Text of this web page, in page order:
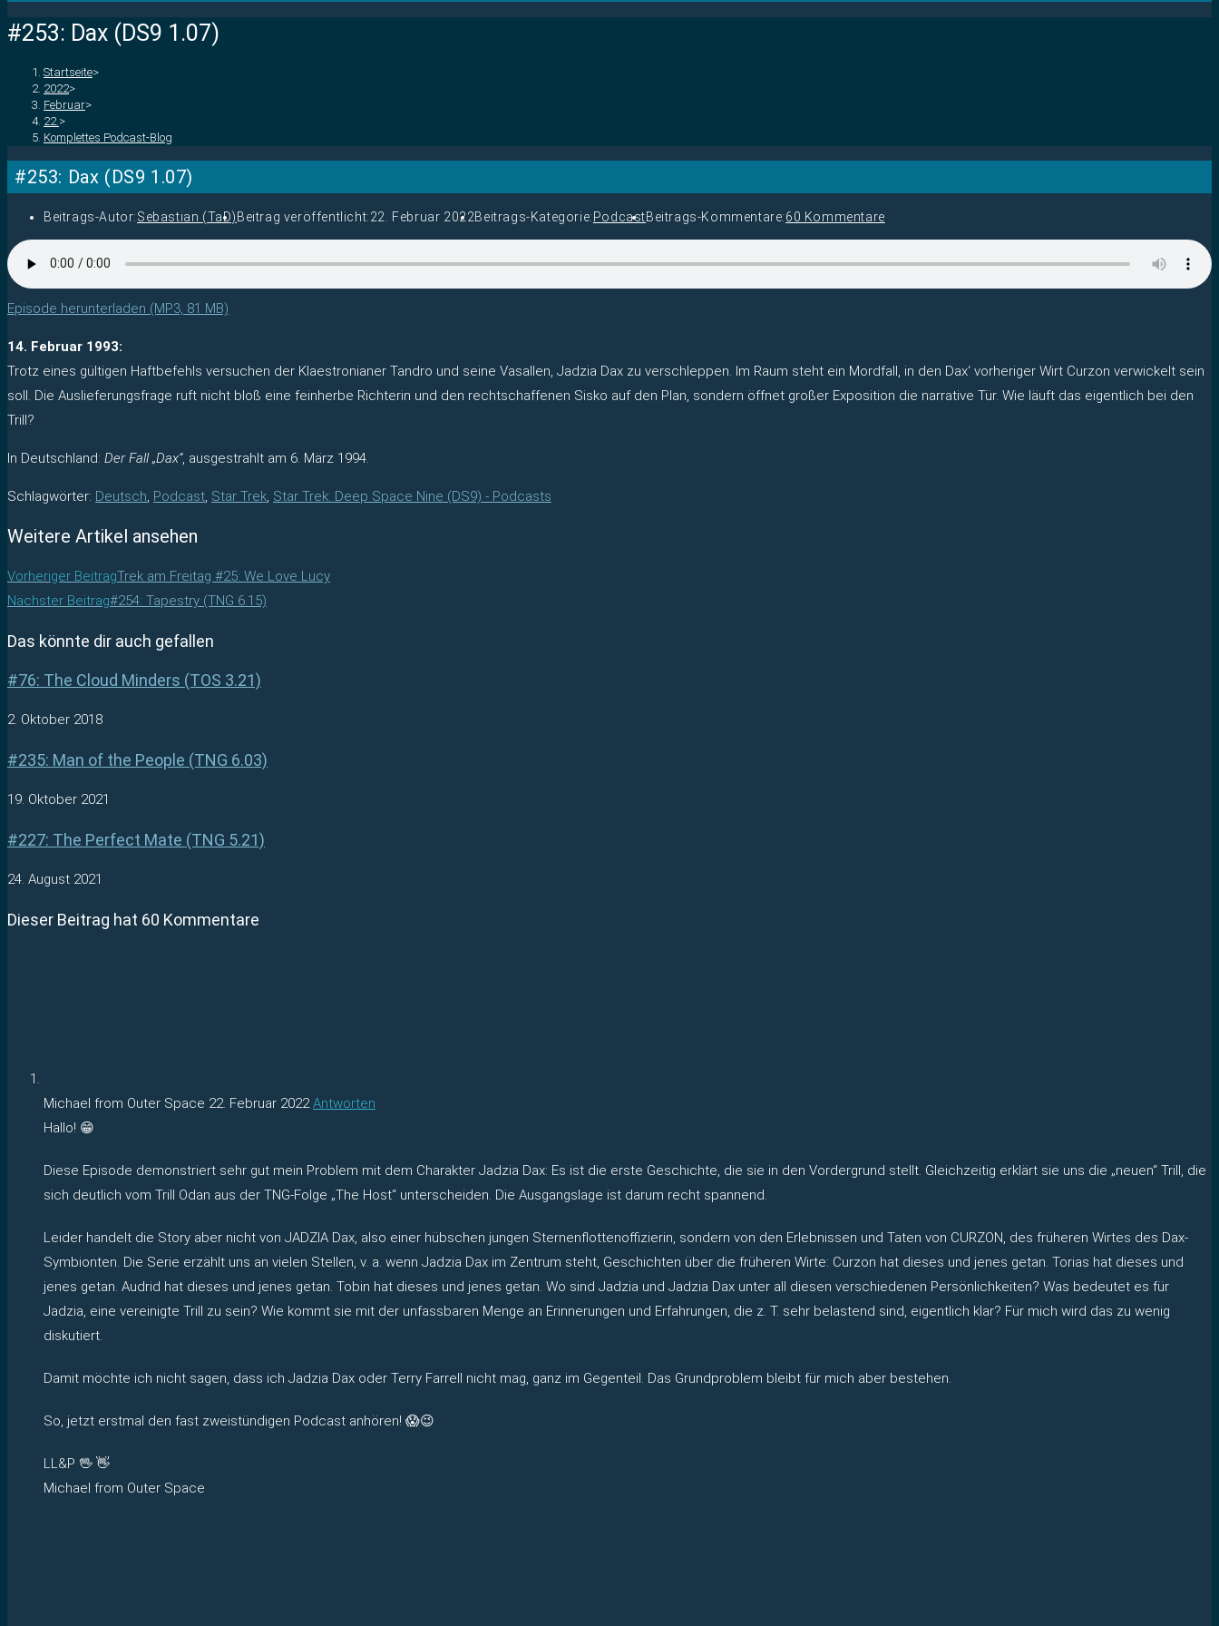
#253: Dax (DS9 1.07)
Startseite>
2022>
Februar>
22. >
Komplettes Podcast-Blog
#253: Dax (DS9 1.07)
Beitrags-Autor:Sebastian (TaD) Beitrag veröffentlicht:22. Februar 2022Beitrags-Kategorie: PodcastBeitrags-Kommentare:60 Kommentare
Episode herunterladen (MP3, 81 MB)
14. Februar 1993:
Trotz eines gültigen Haftbefehls versuchen der Klaestronianer Tandro und seine Vasallen, Jadzia Dax zu verschleppen. Im Raum steht ein Mordfall, in den Dax‘ vorheriger Wirt Curzon verwickelt sein
soll. Die Auslieferungsfrage ruft nicht bloß eine feinherbe Richterin und den rechtschaffenen Sisko auf den Plan, sondern öffnet großer Exposition die narrative Tür. Wie läuft das eigentlich bei den
Trill?
In Deutschland: Der Fall „Dax“, ausgestrahlt am 6. März 1994.
Schlagwörter: Deutsch, Podcast, Star Trek, Star Trek: Deep Space Nine (DS9) - Podcasts
Weitere Artikel ansehen
Vorheriger BeitragTrek am Freitag #25: We Love Lucy
Nächster Beitrag#254: Tapestry (TNG 6.15)
Das könnte dir auch gefallen
#76: The Cloud Minders (TOS 3.21)
2. Oktober 2018
#235: Man of the People (TNG 6.03)
19. Oktober 2021
#227: The Perfect Mate (TNG 5.21)
24. August 2021
Dieser Beitrag hat 60 Kommentare
Michael from Outer Space 22. Februar 2022 Antworten
Hallo! 😁
Diese Episode demonstriert sehr gut mein Problem mit dem Charakter Jadzia Dax: Es ist die erste Geschichte, die sie in den Vordergrund stellt. Gleichzeitig erklärt sie uns die „neuen“ Trill, die
sich deutlich vom Trill Odan aus der TNG-Folge „The Host“ unterscheiden. Die Ausgangslage ist darum recht spannend.
Leider handelt die Story aber nicht von JADZIA Dax, also einer hübschen jungen Sternenflottenoffizierin, sondern von den Erlebnissen und Taten von CURZON, des früheren Wirtes des Dax-
Symbionten. Die Serie erzählt uns an vielen Stellen, v. a. wenn Jadzia Dax im Zentrum steht, Geschichten über die früheren Wirte: Curzon hat dieses und jenes getan. Torias hat dieses und
jenes getan. Audrid hat dieses und jenes getan. Tobin hat dieses und jenes getan. Wo sind Jadzia und Jadzia Dax unter all diesen verschiedenen Persönlichkeiten? Was bedeutet es für
Jadzia, eine vereinigte Trill zu sein? Wie kommt sie mit der unfassbaren Menge an Erinnerungen und Erfahrungen, die z. T. sehr belastend sind, eigentlich klar? Für mich wird das zu wenig
diskutiert.
Damit möchte ich nicht sagen, dass ich Jadzia Dax oder Terry Farrell nicht mag, ganz im Gegenteil. Das Grundproblem bleibt für mich aber bestehen.
So, jetzt erstmal den fast zweistündigen Podcast anhören! 😱😉
LL&P 🖖 👋
Michael from Outer Space